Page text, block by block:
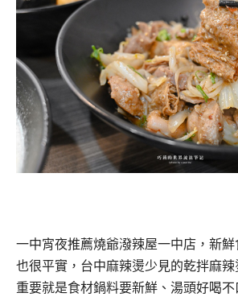
一中宵夜推薦燒爺潑辣屋一中店，新
也很平實，台中麻辣燙少見的乾拌麻
重要就是食材鍋料要新鮮、湯頭好喝